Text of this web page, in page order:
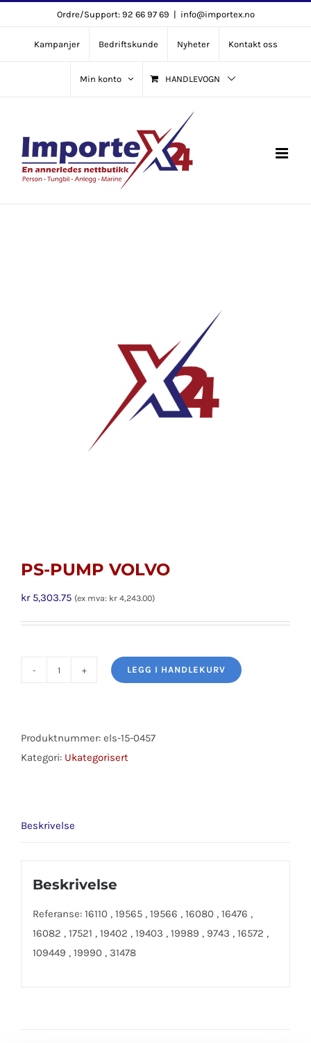
content
Ordre/Support: 92 66 97 69 | info@importex.no
Kampanjer Bedriftskunde Nyheter Kontakt oss
Min konto HANDLEVOGN
PS-PUMP VOLVO
kr5,303.75 (ex mva: kr 4,243.00)
antall
LEGG I HANDLEKURV
Produktnummer: els-15-0457
Kategori: Ukategorisert
Beskrivelse
Beskrivelse
Referanse: 16110 , 19565 , 19566 , 16080 , 16476 ,
16082 , 17521 , 19402 , 19403 , 19989 , 9743 , 16572 ,
109449 , 19990 , 31478